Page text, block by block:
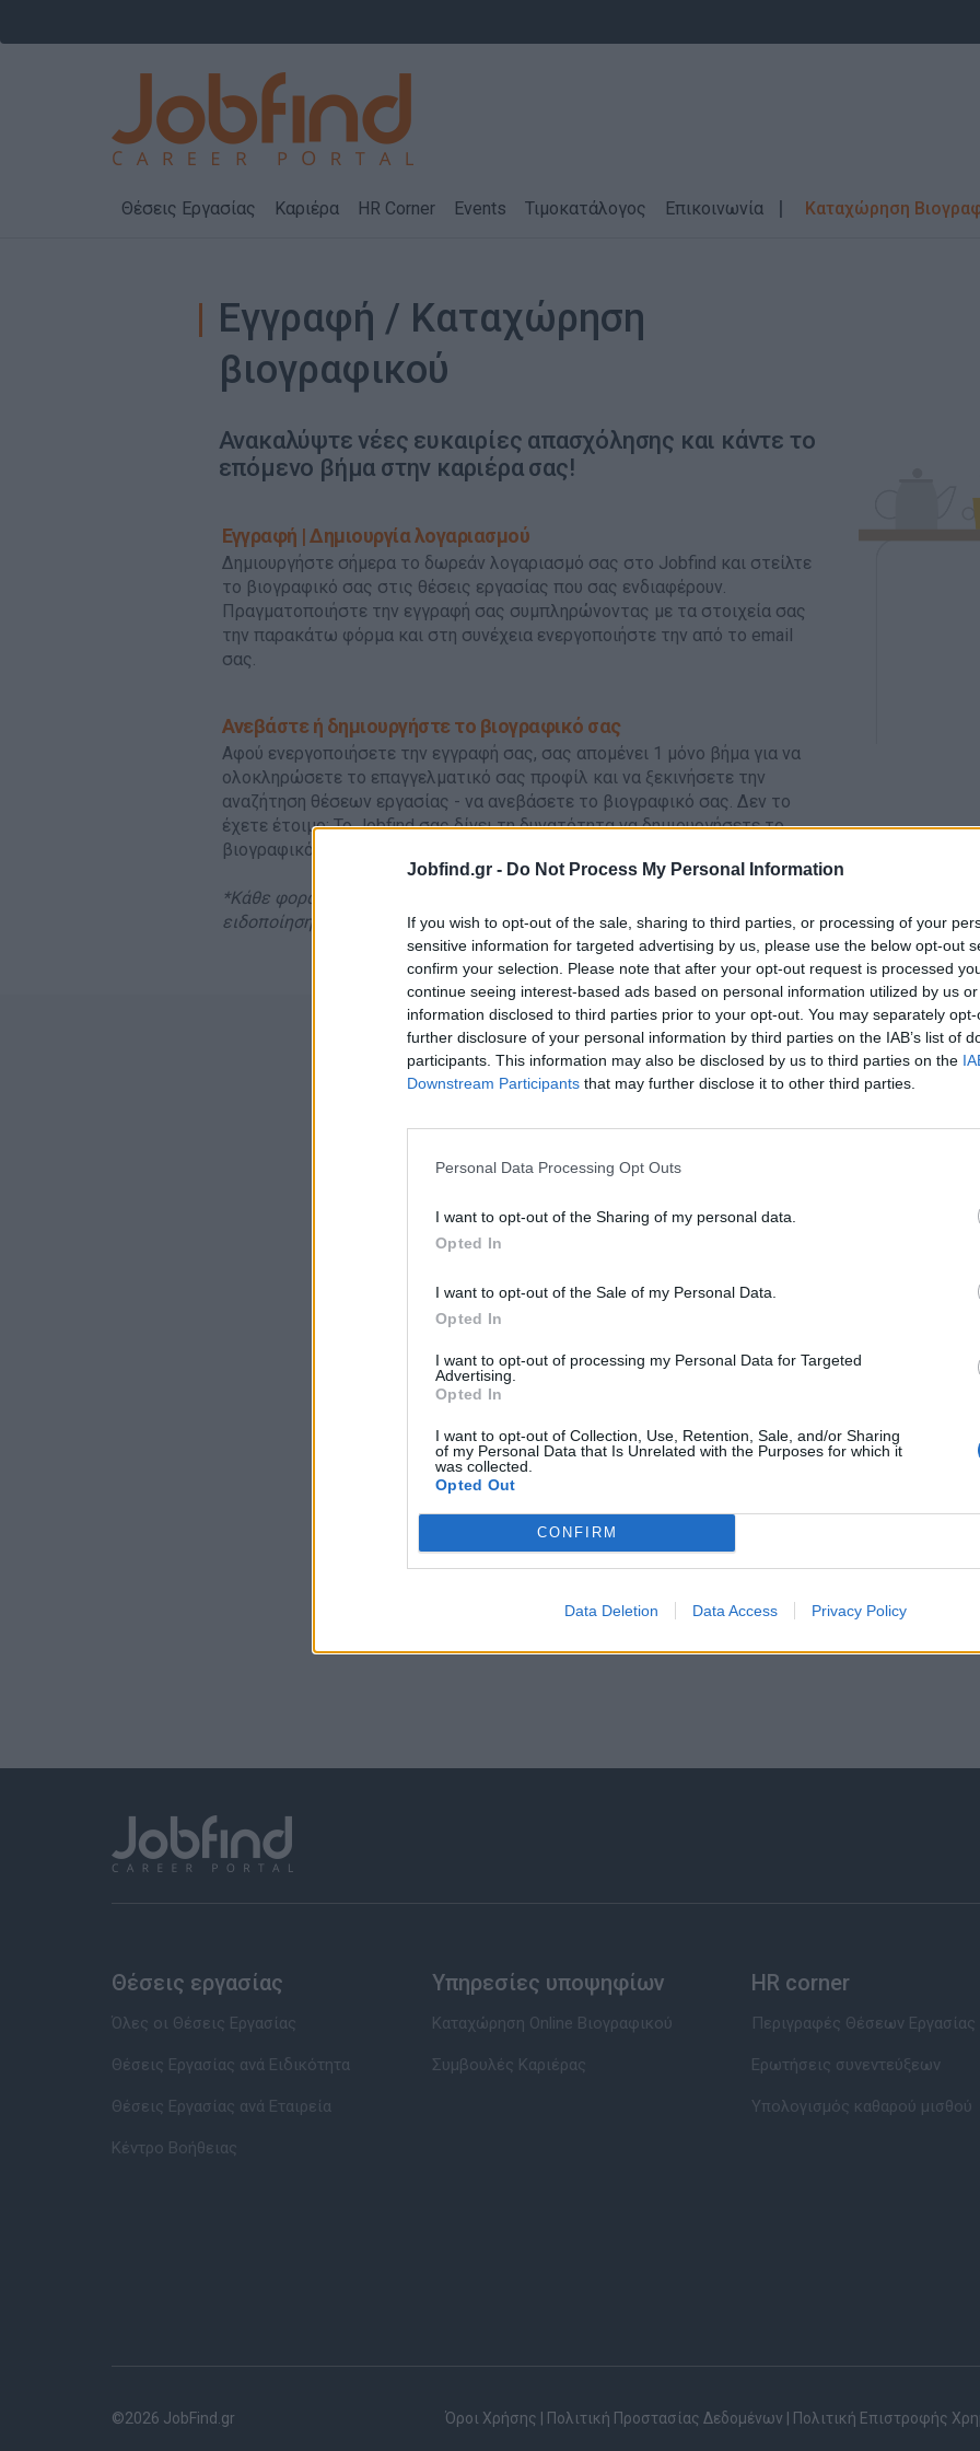
Jobfind.gr - Do Not Process My Personal Information
If you wish to opt-out of the sale, sharing to third parties, or processing of your
sensitive information for targeted advertising by us, please use the below opt-out
confirm your selection. Please note that after your opt-out request is processed
continue seeing interest-based ads based on personal information utilized by us
information disclosed to third parties prior to your opt-out. You may separately
further disclosure of your personal information by third parties on the IAB’s list of
participants. This information may also be disclosed by us to third parties on the
Downstream Participants that may further disclose it to other third parties.
Personal Data Processing Opt Outs
I want to opt-out of the Sharing of my personal data.
Opted In
I want to opt-out of the Sale of my Personal Data.
Opted In
I want to opt-out of processing my Personal Data for Targeted
Advertising.
Opted In
I want to opt-out of Collection, Use, Retention, Sale, and/or Sharing
of my Personal Data that Is Unrelated with the Purposes for which it
was collected.
Opted Out
CONFIRM
Data Deletion Data Access Privacy Policy
Θέσεις Εργασίας Καριέρα HR Corner Events Τιμοκατάλογος Επικοινωνία Καταχώρηση
Εγγραφή / Καταχώρηση
βιογραφικού
Ανακαλύψτε νέες ευκαιρίες απασχόλησης και κάντε το
επόμενο βήμα στην καριέρα σας!
Εγγραφή | Δημιουργία λογαριασμού
Δημιουργήστε σήμερα το δωρεάν λογαριασμό σας στο Jobfind και στείλτε
το βιογραφικό σας στις θέσεις εργασίας που σας ενδιαφέρουν.
Πραγματοποιήστε την εγγραφή σας συμπληρώνοντας με τα στοιχεία σας
την παρακάτω φόρμα και στη συνέχεια ενεργοποιήστε την από το email
σας.
Ανεβάστε ή δημιουργήστε το βιογραφικό σας
Αφού ενεργοποιήσετε την εγγραφή σας, σας απομένει 1 μόνο βήμα για να
ολοκληρώσετε το επαγγελματικό σας προφίλ και να ξεκινήσετε την
αναζήτηση θέσεων εργασίας - να ανεβάσετε το βιογραφικό σας. Δεν το
έχετε έτοιμο; Το Jobfind σας δίνει τη δυνατότητα να δημιουργήσετε το
βιογραφικό σας μέσα σε λίγα λεπτά. Ξεκινήστε!
*Κάθε φορά που μία εταιρεία διαβάζει το βιογραφικό σας, λαμβάνετε
ειδοποίηση στο προφίλ σας.
Δημιουργήστε τώρα το δωρεάν
Με την εγγραφή σας συμφωνείτε με τους
Δεδομένωντου Jobfind.gr και έχετε λάβει πλήρη γνώση των εν λόγω όρων.
Θέσεις εργασίας
Όλες οι Θέσεις Εργασίας
Θέσεις Εργασίας ανά Ειδικότητα
Θέσεις Εργασίας ανά Εταιρεία
Κέντρο Βοήθειας
Υπηρεσίες υποψηφίων
Καταχώρηση Online Βιογραφικού
Συμβουλές Καριέρας
HR corner
Περιγραφές Θέσεων Εργασίας
Ερωτήσεις συνεντεύξεων
Υπολογισμός καθαρού μισθού
©2026 JobFind.gr Όροι Χρήσης Πολιτική Προστασίας Δεδομένων Πολιτική Επιστροφής